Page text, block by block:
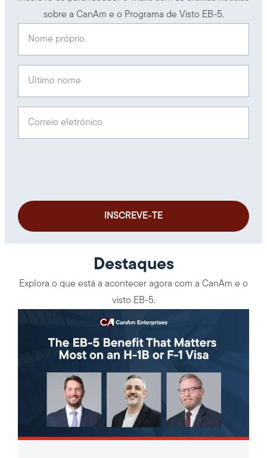
sobre a CanAm e o Programa de Visto EB-5.
Destaques
Explora o que está a acontecer agora com a CanAm e o
visto EB-5.